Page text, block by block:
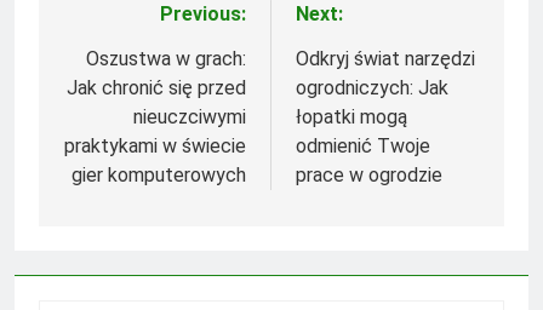
Nawigacja
wpisu
Previous:
Oszustwa w grach:
Jak chronić się przed
nieuczciwymi
praktykami w świecie
gier komputerowych
Next:
Odkryj świat narzędzi
ogrodniczych: Jak
łopatki mogą
odmienić Twoje
prace w ogrodzie